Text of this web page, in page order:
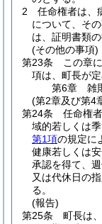
2
任命権者は、
について、そ
は、証明書類
(その他の事項)
第23条
この章
項は、町長が定
第6章
雑
(第2章及び第4
第24条
任命権
域的若しくは季
第1項の規定に
健康若しくは
承認を得て、
又は代休日の
る。
(報告)
第25条
町長は